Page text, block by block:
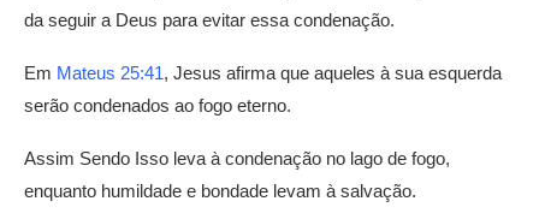
da seguir a Deus para evitar essa condenação.
Em Mateus 25:41, Jesus afirma que aqueles à sua esquerda
serão condenados ao fogo eterno.
Assim Sendo Isso leva à condenação no lago de fogo,
enquanto humildade e bondade levam à salvação.